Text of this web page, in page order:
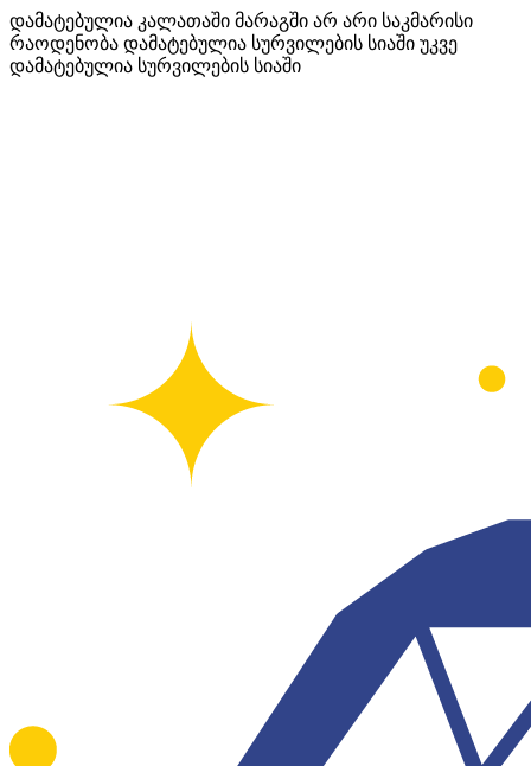
დამატებულია კალათაში მარაგში არ არი საკმარისი
რაოდენობა დამატებულია სურვილების სიაში უკვე
დამატებულია სურვილების სიაში